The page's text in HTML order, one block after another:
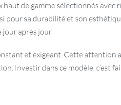
de gamme sélectionnés avec
pour sa durabilité et son
jour après jour.
et exigeant. Cette attention
Investir dans ce modèle, c’est